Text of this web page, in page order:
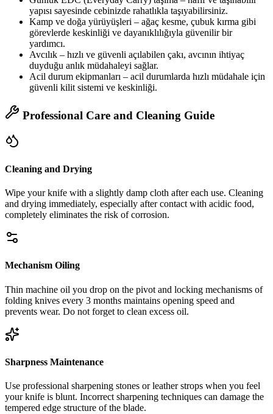
yapısı sayesinde cebinizde rahatlıkla taşıyabilirsiniz.
Kamp ve doğa yürüyüşleri – ağaç kesme, çubuk kırma gibi
görevlerde keskinliği ve dayanıklılığıyla güvenilir bir
yardımcı.
Avcılık – hızlı ve güvenli açılabilen çakı, avcının ihtiyaç
duyduğu anlık müdahaleyi sağlar.
Acil durum ekipmanları – acil durumlarda hızlı müdahale için
güvenli kilit sistemi ve keskinliği.
Professional Care and Cleaning Guide
Cleaning and Drying
Wipe your knife with a slightly damp cloth after each use. Cleaning
and drying immediately, especially after contact with acidic food,
completely eliminates the risk of corrosion.
Mechanism Oiling
Thin machine oil you drop on the pivot and locking mechanisms of
folding knives every 3 months maintains opening speed and
prevents wear. Do not forget to clean excess oil.
Sharpness Maintenance
Use professional sharpening stones or leather strops when you feel
your knife is blunt. Incorrect sharpening techniques can damage the
tempered edge structure of the blade.